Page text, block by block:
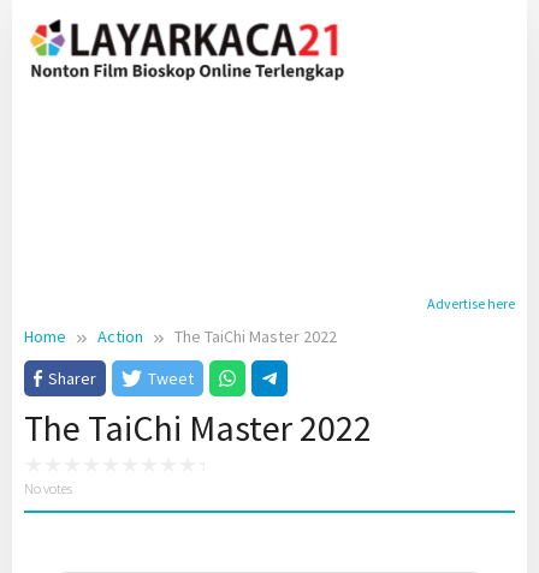
content
Advertise here
Home Action
The TaiChi Master 2022
Sharer
Tweet
The TaiChi Master 2022
No votes